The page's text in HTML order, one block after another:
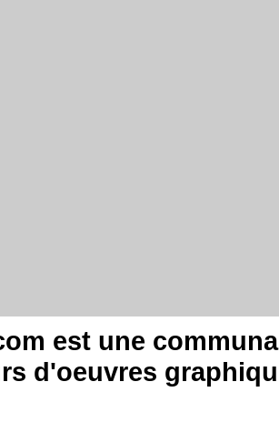
est une
d'oeuvres